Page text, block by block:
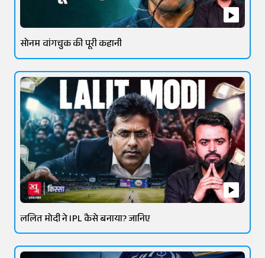
सोनम वांगचुक की पूरी कहानी
ललित मोदी ने IPL कैसे बनाया? जानिए